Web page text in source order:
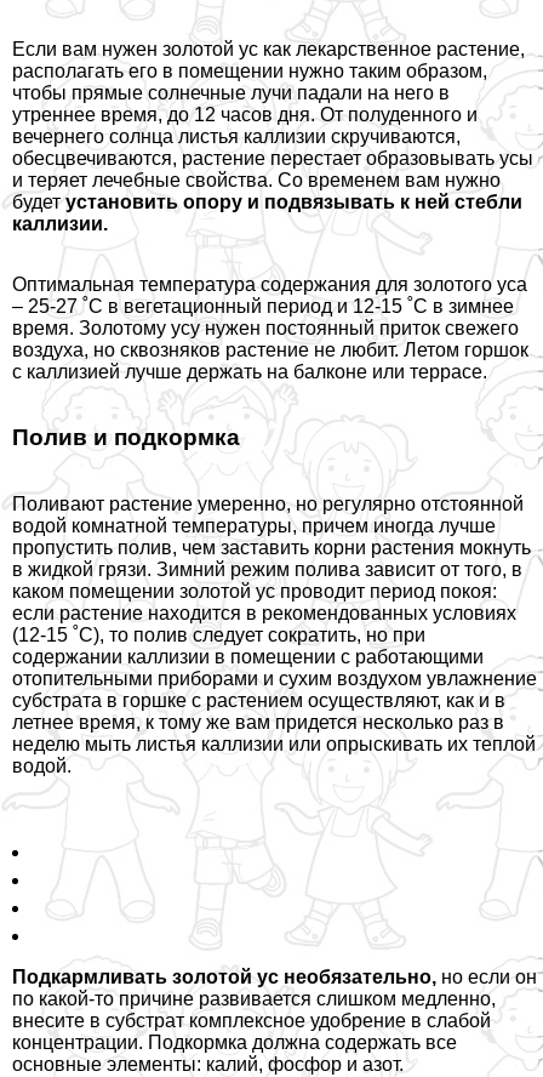
Если вам нужен золотой ус как лекарственное растение,
располагать его в помещении нужно таким образом,
чтобы прямые солнечные лучи падали на него в
утреннее время, до 12 часов дня. От полуденного и
вечернего солнца листья каллизии скручиваются,
обесцвечиваются, растение перестает образовывать усы
и теряет лечебные свойства. Со временем вам нужно
будетустановить опору и подвязывать к ней стeбли
каллизии.
Оптимальная температура содержания для золотого уса
– 25-27 ˚C в вегетационный период и 12-15 ˚C в зимнее
время. Золотому усу нужен постоянный приток свежего
воздуха, но сквозняков растение не любит. Летом горшок
с каллизией лучше держать на балконе или террасе.
Полив и подкормка
Поливают растение умеренно, но регулярно отстоянной
водой комнатной температуры, причем иногда лучше
пропустить полив, чем заставить корни растения мокнуть
в жидкой грязи. Зимний режим полива зависит от того, в
каком помещении золотой ус проводит период покоя:
если растение находится в рекомендованных условиях
(12-15 ˚C), то полив следует сократить, но при
содержании каллизии в помещении с работающими
отопительными приборами и сухим воздухом увлажнение
субстрата в горшке с растением осуществляют, как и в
летнее время, к тому же вам придется несколько раз в
неделю мыть листья каллизии или опрыскивать их теплой
водой.
Подкармливать золотой ус необязательно, но если он
по какой-то причине развивается слишком медленно,
внесите в субстрат комплексное удобрение в слабой
концентрации. Подкормка должна содержать все
основные элементы: калий, фосфор и азот.